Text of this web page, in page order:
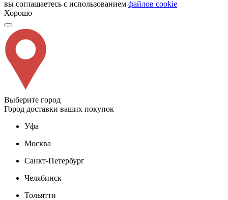
вы соглашаетесь с использованием файлов cookie
Хорошо
Выберите город
Город доставки ваших покупок
Уфа
Москва
Санкт-Петербург
Челябинск
Тольятти